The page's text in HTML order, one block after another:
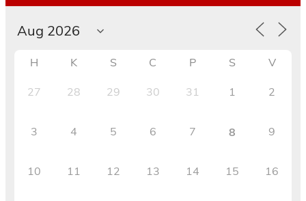
H K S C P S V
27 28 29 30 31 1 2
3 4 5 6 7 8 9
10 11 12 13 14 15 16